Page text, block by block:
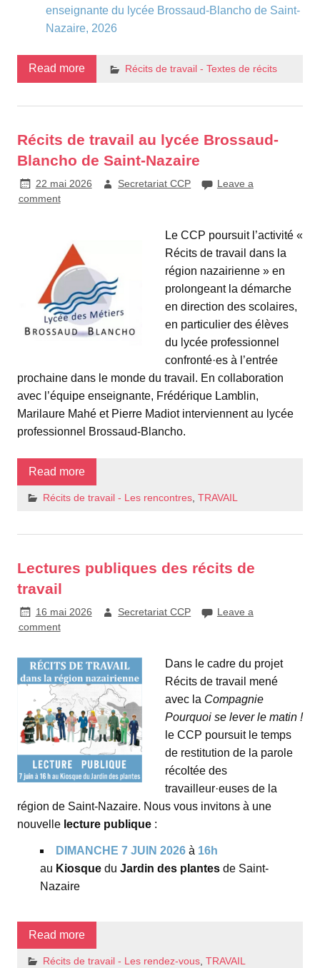
enseignante du lycée Brossaud-Blancho de Saint-
Nazaire, 2026
Read more Récits de travail - Textes de récits
Récits de travail au lycée Brossaud-
Blancho de Saint-Nazaire
22 mai 2026 Secretariat CCP
Leave a
comment
Le CCP poursuit l’activité «
Récits de travail dans la
région nazairienne » en
prolongeant la démarche
en direction des scolaires,
en particulier des élèves
du lycée professionnel
confronté·es à l’entrée
prochaine dans le monde du travail. En collaboration
avec l’équipe enseignante, Frédérique Lamblin,
Marilaure Mahé et Pierre Madiot interviennent au lycée
professionnel Brossaud-Blancho.
Read more
Récits de travail - Les rencontres, TRAVAIL
Lectures publiques des récits de
travail
16 mai 2026 Secretariat CCP
Leave a
comment
Dans le cadre du projet
Récits de travail mené
avec la Compagnie
Pourquoi se lever le matin !
le CCP poursuit le temps
de restitution de la parole
récoltée des
travailleur·euses de la
région de Saint-Nazaire. Nous vous invitons à une
nouvelle lecture publique :
DIMANCHE 7 JUIN 2026 à 16h
au Kiosque du Jardin des plantes de Saint-
Nazaire
Read more
Récits de travail - Les rendez-vous, TRAVAIL